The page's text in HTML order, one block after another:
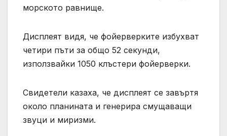
морското равнище.
Дисплеят видя, че фойерверките избухват
четири пъти за общо 52 секунди,
използвайки 1050 клъстери фойерверки.
Свидетели казаха, че дисплеят се завъртя
около планината и генерира смущаващи
звуци и миризми.